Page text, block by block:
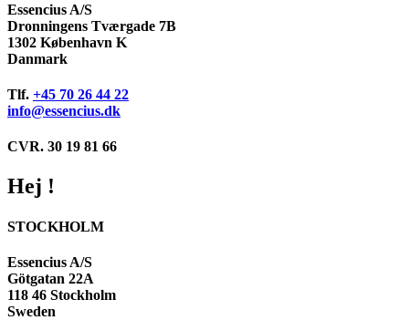
Essencius A/S
Dronningens Tværgade 7B
1302 København K
Danmark
Tlf. +45 70 26 44 22
info@essencius.dk
CVR. 30 19 81 66
Hej !
STOCKHOLM
Essencius A/S
Götgatan 22A
118 46 Stockholm
Sweden